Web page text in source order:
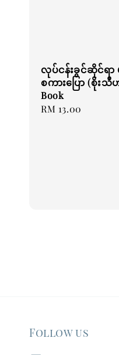
လုပ်ငန်းခွင်ဆိုင်ရာ
စကားပြော (စိုးသီ
Book
Regular
RM 13.00
Follow us